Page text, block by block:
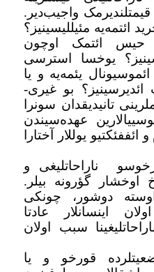
قیمتلندیرمک واجیب‌دیر.
ائتمه‌یه مئیللیسینیز؟
حیس ائتمک اوچون
یوخسا استرسی
یئمه‌یه و یا
ائدیرسینیز؟ بو غیری-
تانیدیقدان سونرا
عهده‌سیندن
یوللار آختارا
ناراحاتلیغی و
اوخشار گؤرونه بیلر.
دوشور، چونکی
اینسانلار عادتا
سبب اولان
قورخو و یا